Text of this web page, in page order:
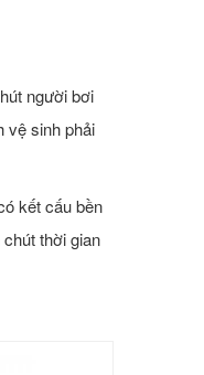
người bơi
vệ sinh phải
kết cấu bền
thời gian